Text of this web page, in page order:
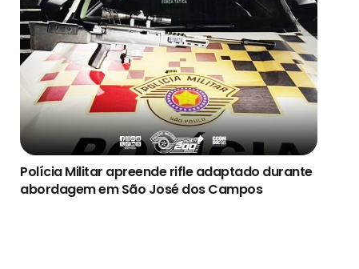
Polícia Militar apreende rifle adaptado durante
abordagem em São José dos Campos